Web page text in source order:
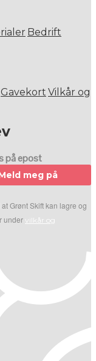
Bedrift
Gavekort Vilkår og
på epost
meg på
Grønt Skift kan lagre og
under vilkår og